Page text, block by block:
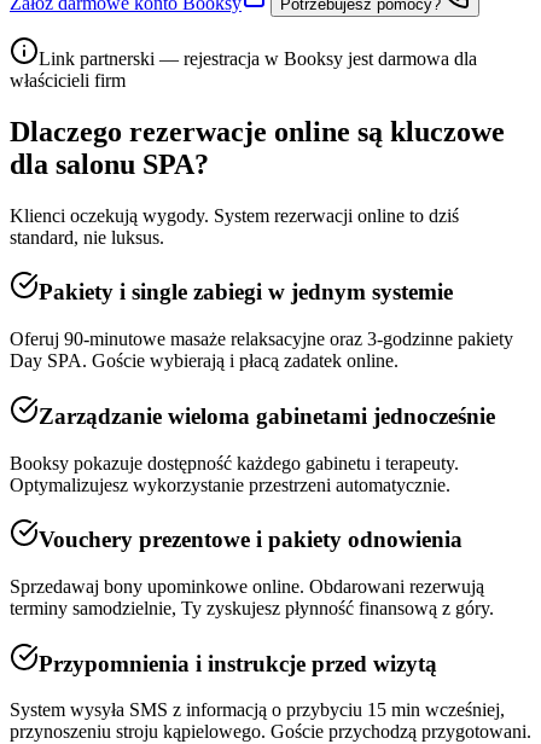
Potrzebujesz pomocy?
Link partnerski — rejestracja w Booksy jest darmowa dla
właścicieli firm
Dlaczego rezerwacje online są kluczowe
dla salonu SPA?
Klienci oczekują wygody. System rezerwacji online to dziś
standard, nie luksus.
Pakiety i single zabiegi w jednym systemie
Oferuj 90-minutowe masaże relaksacyjne oraz 3-godzinne pakiety
Day SPA. Goście wybierają i płacą zadatek online.
Zarządzanie wieloma gabinetami jednocześnie
Booksy pokazuje dostępność każdego gabinetu i terapeuty.
Optymalizujesz wykorzystanie przestrzeni automatycznie.
Vouchery prezentowe i pakiety odnowienia
Sprzedawaj bony upominkowe online. Obdarowani rezerwują
terminy samodzielnie, Ty zyskujesz płynność finansową z góry.
Przypomnienia i instrukcje przed wizytą
System wysyła SMS z informacją o przybyciu 15 min wcześniej,
przynoszeniu stroju kąpielowego. Goście przychodzą przygotowani.